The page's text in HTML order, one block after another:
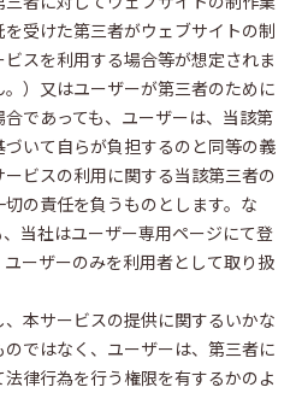
受けた第三者がウェブサイトの制
スを利用する場合等が想定されま
）又はユーザーが第三者のために
であっても、ユーザーは、当該第
いて自らが負担するのと同等の義
ビスの利用に関する当該第三者の
の責任を負うものとします。な
当社はユーザー専用ページにて登
ーザーのみを利用者として取り扱
本サービスの提供に関するいかな
ではなく、ユーザーは、第三者に
律行為を行う権限を有するかのよ